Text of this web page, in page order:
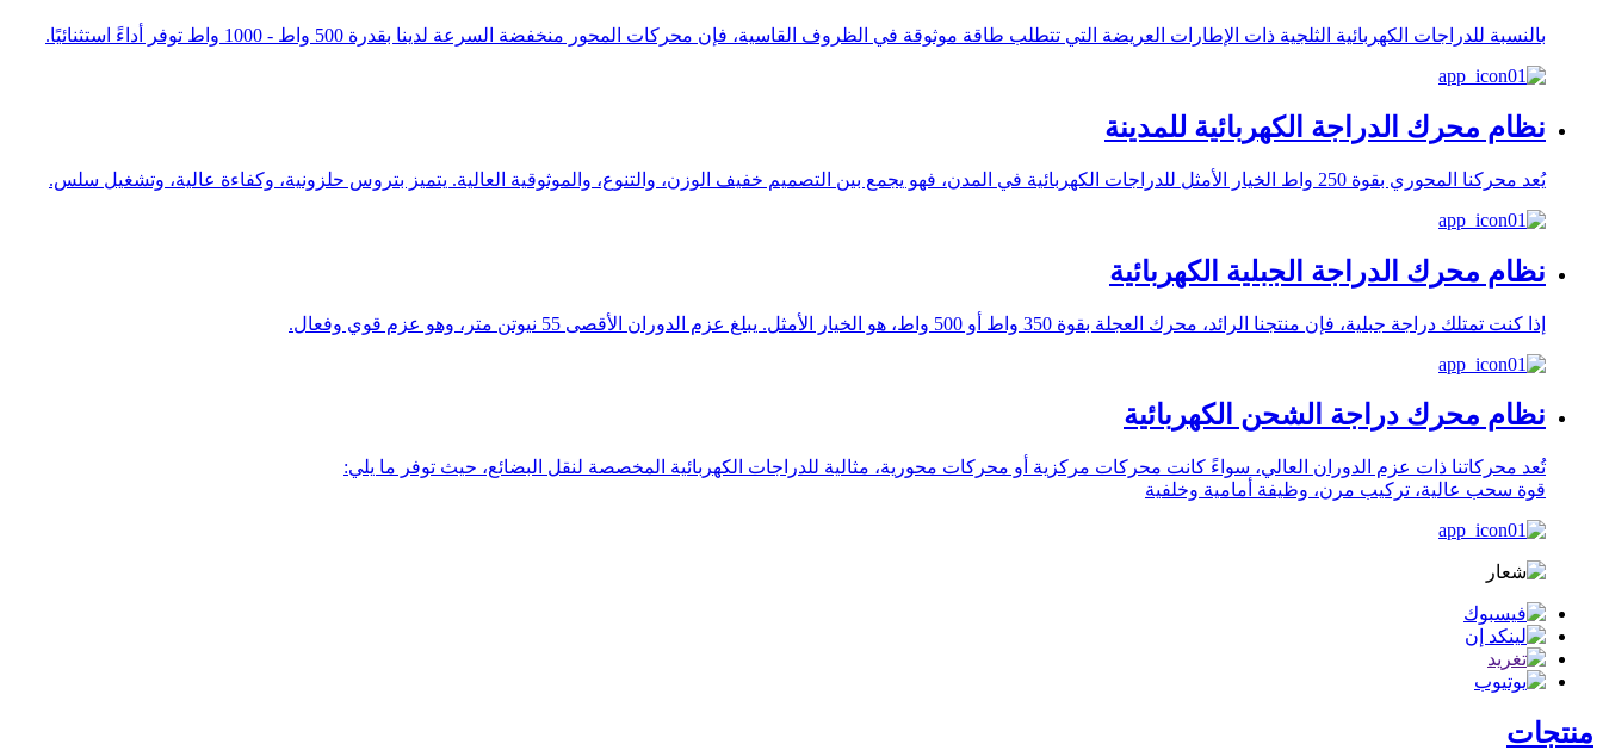
بالنسبة للدراجات الكهربائية الثلجية ذات الإطارات العريضة التي تتطلب طاقة موثوقة في الظروف القاسية، فإن محركات المحور منخفضة السرعة لدينا بقدرة 500 واط - 1000 واط توفر أداءً استثنائيًا.
نظام محرك الدراجة الكهربائية للمدينة
يُعد محركنا المحوري بقوة 250 واط الخيار الأمثل للدراجات الكهربائية في المدن، فهو يجمع بين التصميم خفيف الوزن، والتنوع، والموثوقية العالية. يتميز بتروس حلزونية، وكفاءة عالية، وتشغيل سلس.
نظام محرك الدراجة الجبلية الكهربائية
إذا كنت تمتلك دراجة جبلية، فإن منتجنا الرائد، محرك العجلة بقوة 350 واط أو 500 واط، هو الخيار الأمثل. يبلغ عزم الدوران الأقصى 55 نيوتن متر، وهو عزم قوي وفعال.
نظام محرك دراجة الشحن الكهربائية
تُعد محركاتنا ذات عزم الدوران العالي، سواءً كانت محركات مركزية أو محركات محورية، مثالية للدراجات الكهربائية المخصصة لنقل البضائع، حيث توفر ما يلي:
قوة سحب عالية، تركيب مرن، وظيفة أمامية وخلفية
منتجات